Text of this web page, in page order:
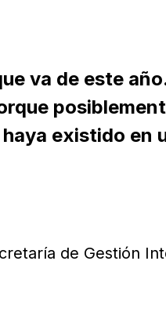
va de este
existido en
de Gestión